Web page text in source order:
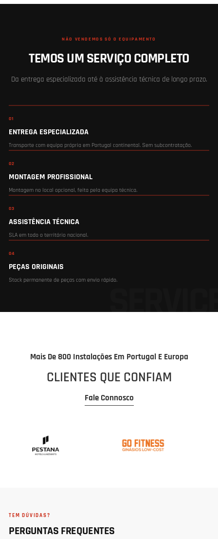
NÃO VENDEMOS SÓ O EQUIPAMENTO
TEMOS UM SERVIÇO COMPLETO
Da entrega especializada até à assistência técnica de longo prazo.
01
ENTREGA ESPECIALIZADA
Transporte com equipa própria em Portugal continental. Sem subcontratação.
02
MONTAGEM PROFISSIONAL
Montagem no local opcional, feita pela equipa técnica.
03
ASSISTÊNCIA TÉCNICA
SLA em todo o território nacional.
04
PEÇAS ORIGINAIS
Stock permanente de peças com envio rápido.
Mais De 800 Instalações Em Portugal E Europa
CLIENTES QUE CONFIAM
Fale Connosco
TEM DÚVIDAS?
PERGUNTAS FREQUENTES